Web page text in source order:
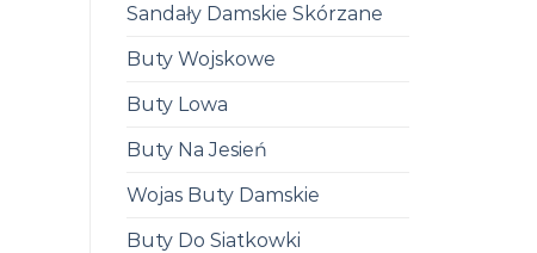
Sandały Damskie Skórzane
Buty Wojskowe
Buty Lowa
Buty Na Jesień
Wojas Buty Damskie
Buty Do Siatkowki